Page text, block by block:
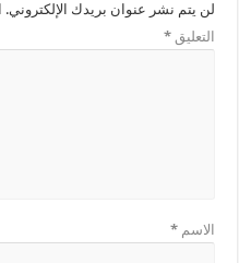
لن يتم نشر عنوان بريدك الإلكتروني.
التعليق*
الاسم*